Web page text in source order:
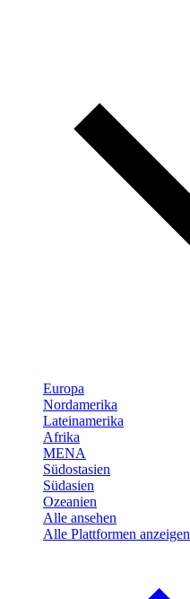
Europa
Nordamerika
Lateinamerika
Afrika
MENA
Südostasien
Südasien
Ozeanien
Alle ansehen
Alle Plattformen anzeigen